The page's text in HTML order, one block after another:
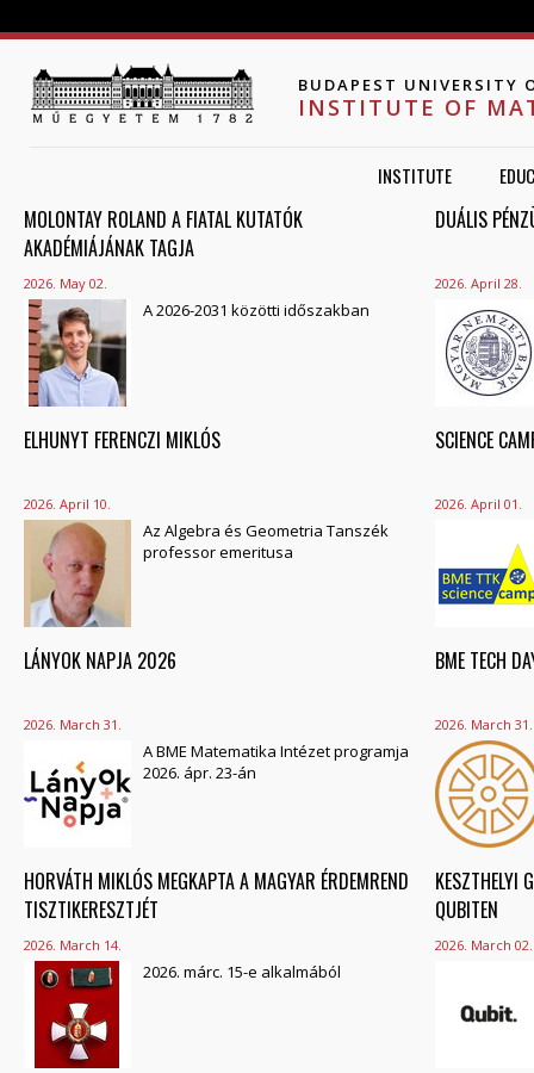
BUDAPEST UNIVERSITY
INSTITUTE OF
INSTITUTE
MOLONTAY ROLAND A FIATAL KUTATÓK
AKADÉMIÁJÁNAK TAGJA
2026. May 02.
A 2026-2031 közötti időszakban
DUÁLIS
2026. April 28.
ELHUNYT FERENCZI MIKLÓS
2026. April 10.
Az Algebra és Geometria Tanszék
professor emeritusa
SCIENCE
2026. April 01.
LÁNYOK NAPJA 2026
2026. March 31.
A BME Matematika Intézet programja
2026. ápr. 23-án
BME TECH
2026. March 31.
HORVÁTH MIKLÓS MEGKAPTA A MAGYAR ÉRDEMREND
TISZTIKERESZTJÉT
2026. March 14.
2026. márc. 15-e alkalmából
KESZTHELYI
QUBITEN
2026. March 02.
PAGES